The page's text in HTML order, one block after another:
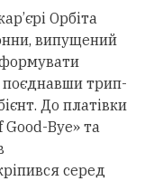
Орбіта
випущений
поєднавши трип-
До платівки
Bye» та
серед